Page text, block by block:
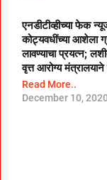
एनडीटीव्हीच्या फेक
कोट्यवधींच्या आशेला
लावण्याचा प्रयत्न;
वृत्त आरोग्य
Read More..
December 10,